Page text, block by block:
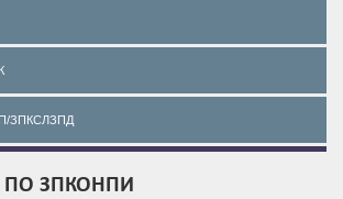
ЗПКСЛЗПД
ПО ЗПКОНПИ